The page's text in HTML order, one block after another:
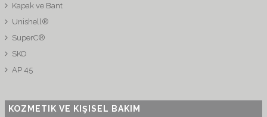
Kapak ve Bant
Unishell®
SuperC®
SKO
AP 45
KOZMETIK VE KIŞISEL BAKIM